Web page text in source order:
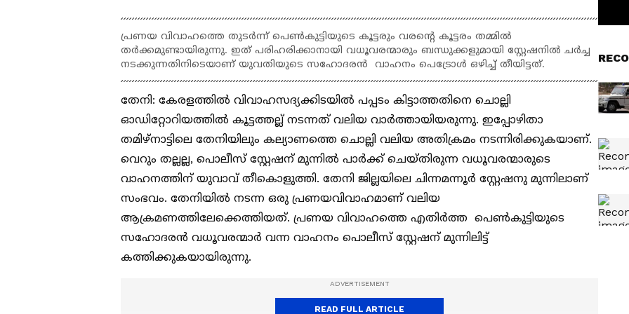
പ്രണയ വിവാഹത്തെ തുടർന്ന് പെണ്‍കുട്ടിയുടെ കൂട്ടരും വരന്‍റെ കൂട്ടരം തമ്മില്‍
തര്‍ക്കമുണ്ടായിരുന്നു. ഇത് പരിഹരിക്കാനായി വധൂവരന്മാരും ബന്ധുക്കളുമായി സ്റ്റേഷനിൽ ചർച്ച
നടക്കുന്നതിനിടെയാണ് യുവതിയുടെ സഹോദരൻ വാഹനം പെട്രോൾ ഒഴിച്ച് തീയിട്ടത്.
തേനി: കേരളത്തില്‍ വിവാഹസദ്യക്കിടയിൽ പപ്പടം കിട്ടാത്തതിനെ ചൊല്ലി
ഓഡിറ്റോറിയത്തില്‍ കൂട്ടത്തല്ല് നടന്നത് വലിയ വാര്‍ത്തായിയരുന്നു. ഇപ്പോഴിതാ
തമിഴ്നാട്ടിലെ തേനിയിലും കല്യാണത്തെ ചൊല്ലി വലിയ അതിക്രമം നടന്നിരിക്കുകയാണ്.
വെറും തല്ലല്ല, പൊലീസ് സ്റ്റേഷന് മുന്നില്‍ പാര്‍ക്ക് ചെയ്തിരുന്ന വധൂവരന്മാരുടെ
വാഹനത്തിന് യുവാവ് തീകൊളുത്തി. തേനി ജില്ലയിലെ ചിന്നമന്നൂർ സ്റ്റേഷനു മുന്നിലാണ്
സംഭവം. തേനിയിൽ നടന്ന ഒരു പ്രണയവിവാഹമാണ് വലിയ
ആക്രമണത്തിലേക്കെത്തിയത്. പ്രണയ വിവാഹത്തെ എതിര്‍ത്ത പെൺകുട്ടിയുടെ
സഹോദരൻ വധൂവരന്മാർ വന്ന വാഹനം പൊലീസ് സ്റ്റേഷന് മുന്നിലിട്ട്
കത്തിക്കുകയായിരുന്നു.
READ FULL ARTICLE